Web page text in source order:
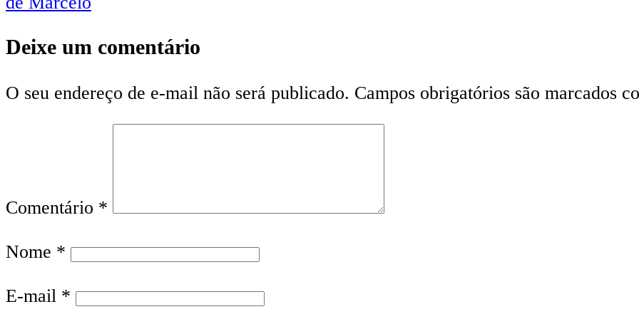
Deixe um comentário
O seu endereço de e-mail não será publicado. Campos obrigatórios são marcados
Comentário *
Nome *
E-mail *